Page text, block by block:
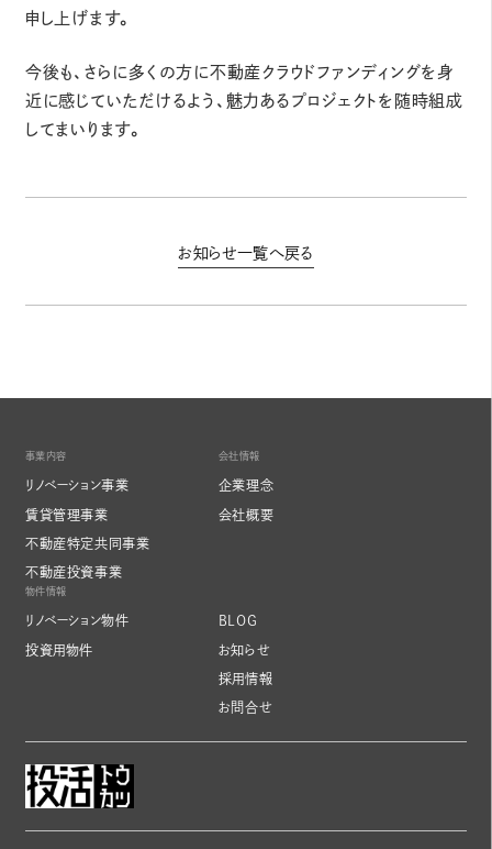
申し上げます。
今後も、さらに多くの方に不動産クラウドファンディングを身
近に感じていただけるよう、魅力あるプロジェクトを随時組成
してまいります。
お知らせ一覧へ戻る
事業内容
リノベーション事業
賃貸管理事業
不動産特定共同事業
不動産投資事業
会社情報
企業理念
会社概要
物件情報
リノベーション物件
投資用物件
BLOG
お知らせ
採用情報
お問合せ